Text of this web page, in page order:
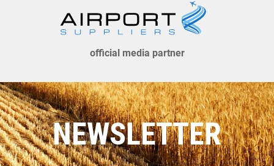
official media partner
NEWSLETTER